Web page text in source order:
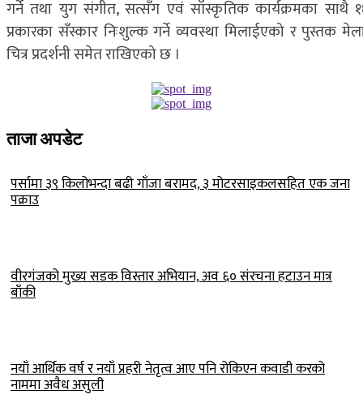
गर्ने तथा युग संगीत, सत्सँग एवं साँस्कृतिक कार्यक्रमका साथै
प्रकारका सँस्कार निःशुल्क गर्ने व्यवस्था मिलाईएको र पुस्तक
चित्र प्रदर्शनी समेत राखिएको छ ।
ताजा अपडेट
पर्सामा ३९ किलोभन्दा बढी गाँजा बरामद, ३ मोटरसाइकलसहित एक जना
पक्राउ
वीरगंजको मुख्य सडक विस्तार अभियान, अव ६० संरचना हटाउन मात्र
बाँकी
नयाँ आर्थिक वर्ष र नयाँ प्रहरी नेतृत्व आए पनि रोकिएन कवाडी करको
नाममा अवैध असुली